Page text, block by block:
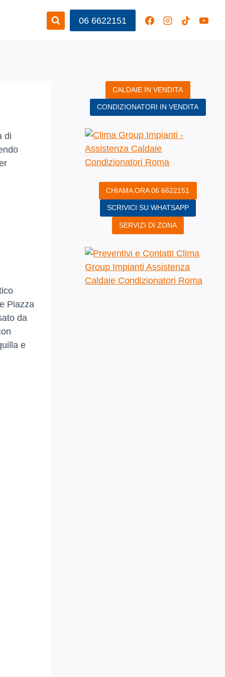
06 6622151
di
Piazza
da
e
CALDAIE IN VENDITA
CONDIZIONATORI IN VENDITA
CHIAMA ORA 06 6622151
SCRIVICI SU WHATSAPP
SERVIZI DI ZONA